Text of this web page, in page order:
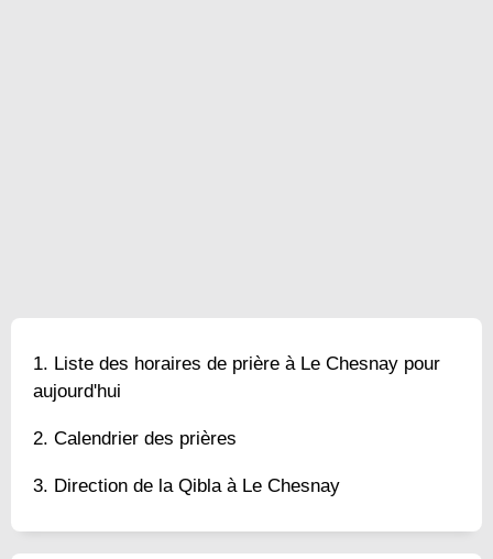
Liste des horaires de prière à Le Chesnay pour
aujourd'hui
Calendrier des prières
Direction de la Qibla à Le Chesnay